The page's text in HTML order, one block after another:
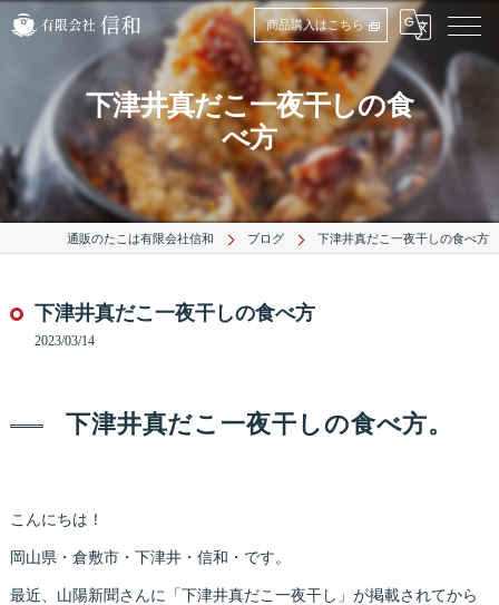
商品購入はこちら
下津井真だこ一夜干しの食
べ方
通販のたこは有限会社信和 ブログ 下津井真だこ一夜干しの食べ方
下津井真だこ一夜干しの食べ方
2023/03/14
下津井真だこ一夜干しの食べ方。
こんにちは！
岡山県・倉敷市・下津井・信和・です。
最近、山陽新聞さんに「下津井真だこ一夜干し」が掲載されてから